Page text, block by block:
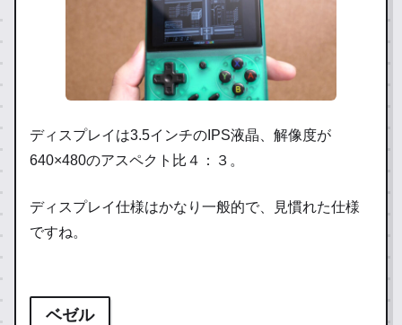
ディスプレイは3.5インチのIPS液晶、解像度が
640×480のアスペクト比４：３。
ディスプレイ仕様はかなり一般的で、見慣れた仕様
ですね。
ベゼル